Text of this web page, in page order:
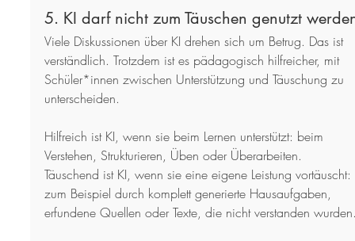
5. KI darf nicht zum Täuschen genutzt
Viele Diskussionen über KI drehen sich um Betrug. Das ist
verständlich. Trotzdem ist es pädagogisch hilfreicher, mit
Schüler*innen zwischen Unterstützung und Täuschung zu
unterscheiden.
Hilfreich ist KI, wenn sie beim Lernen unterstützt: beim
Verstehen, Strukturieren, Üben oder Überarbeiten.
Täuschend ist KI, wenn sie eine eigene Leistung vortäuscht:
zum Beispiel durch komplett generierte Hausaufgaben,
erfundene Quellen oder Texte, die nicht verstanden